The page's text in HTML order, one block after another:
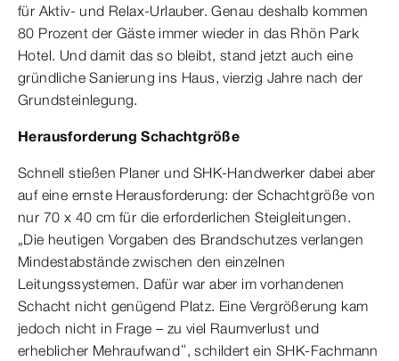
für Aktiv- und Relax-Urlauber. Genau deshalb kommen
80 Prozent der Gäste immer wieder in das Rhön Park
Hotel. Und damit das so bleibt, stand jetzt auch eine
gründliche Sanierung ins Haus, vierzig Jahre nach der
Grundsteinlegung.
Herausforderung Schachtgröße
Schnell stießen Planer und SHK-Handwerker dabei aber
auf eine ernste Herausforderung: der Schachtgröße von
nur 70 x 40 cm für die erforderlichen Steigleitungen.
„Die heutigen Vorgaben des Brandschutzes verlangen
Mindestabstände zwischen den einzelnen
Leitungssystemen. Dafür war aber im vorhandenen
Schacht nicht genügend Platz. Eine Vergrößerung kam
jedoch nicht in Frage – zu viel Raumverlust und
erheblicher Mehraufwand“, schildert ein SHK-Fachmann